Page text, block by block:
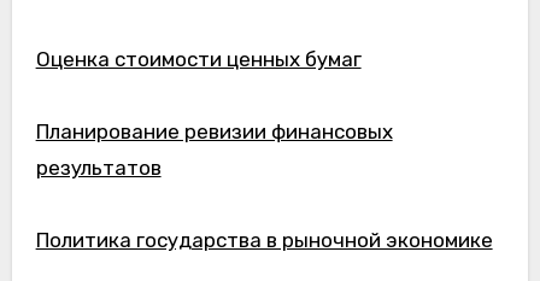
Оценка стоимости ценных бумаг
Планирование ревизии финансовых
результатов
Политика государства в рыночной экономике